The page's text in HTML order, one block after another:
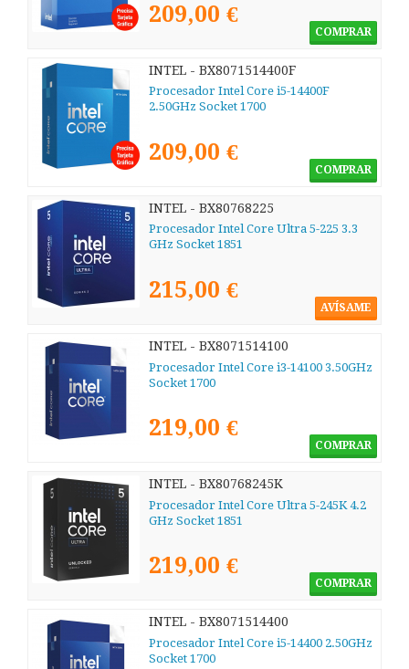
209,00 €
COMPRAR
INTEL - BX8071514400F
Procesador Intel Core i5-14400F
2.50GHz Socket 1700
209,00 €
COMPRAR
INTEL - BX80768225
Procesador Intel Core Ultra 5-225 3.3
GHz Socket 1851
215,00 €
AVÍSAME
INTEL - BX8071514100
Procesador Intel Core i3-14100 3.50GHz
Socket 1700
219,00 €
COMPRAR
INTEL - BX80768245K
Procesador Intel Core Ultra 5-245K 4.2
GHz Socket 1851
219,00 €
COMPRAR
INTEL - BX8071514400
Procesador Intel Core i5-14400 2.50GHz
Socket 1700